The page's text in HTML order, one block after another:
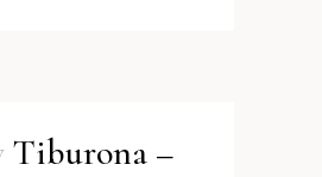
Tiburona –